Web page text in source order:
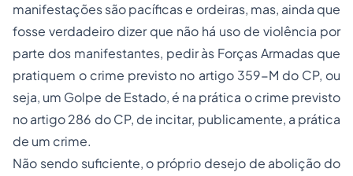
manifestações são pacíficas e ordeiras, mas, ainda que
fosse verdadeiro dizer que não há uso de violência por
parte dos manifestantes, pedir às Forças Armadas que
pratiquem o crime previsto no artigo 359-M do CP, ou
seja, um Golpe de Estado, é na prática o crime previsto
no artigo 286 do CP, de incitar, publicamente, a prática
de um crime.
Não sendo suficiente, o próprio desejo de abolição do